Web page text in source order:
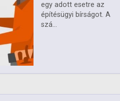
egy adott esetre az
építésügyi bírságot. A
szá...